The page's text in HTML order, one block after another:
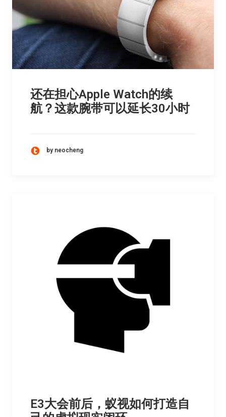
还在担心Apple Watch的续
航？这款腕带可以延长30小时
by neocheng
E3大会前后，蚁视如何打造自